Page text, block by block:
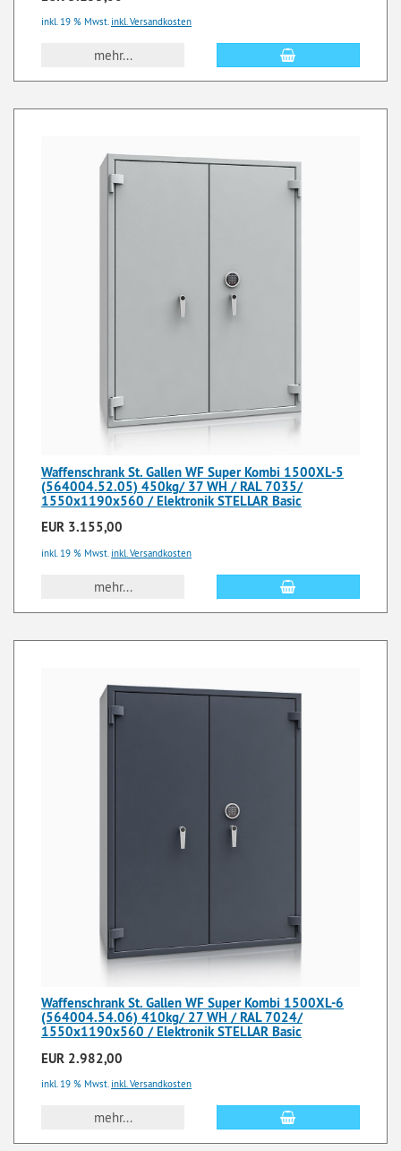
inkl. 19 % Mwst. inkl. Versandkosten
mehr...
Waffenschrank St. Gallen WF Super Kombi 1500XL-5
(564004.52.05) 450kg/ 37 WH / RAL 7035/
1550x1190x560 / Elektronik STELLAR Basic
EUR 3.155,00
inkl. 19 % Mwst. inkl. Versandkosten
mehr...
Waffenschrank St. Gallen WF Super Kombi 1500XL-6
(564004.54.06) 410kg/ 27 WH / RAL 7024/
1550x1190x560 / Elektronik STELLAR Basic
EUR 2.982,00
inkl. 19 % Mwst. inkl. Versandkosten
mehr...